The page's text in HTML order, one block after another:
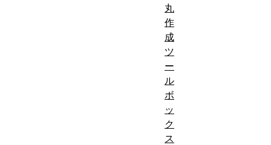
丸
作
成
ツ
ー
ル
ボ
ッ
ク
ス